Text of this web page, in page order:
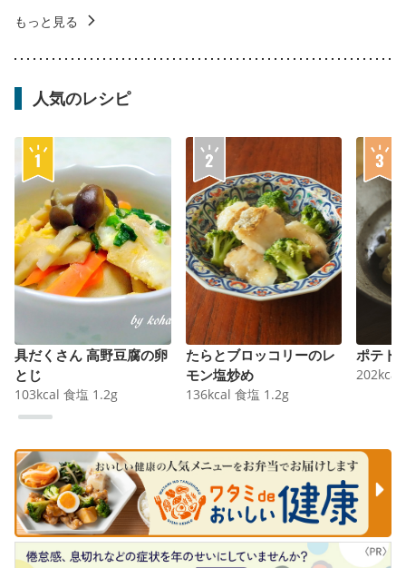
もっと見る
人気のレシピ
具だくさん 高野豆腐の卵
とじ
103kcal 食塩 1.2g
たらとブロッコリーのレ
モン塩炒め
136kcal 食塩 1.2g
ポテト
202kcal